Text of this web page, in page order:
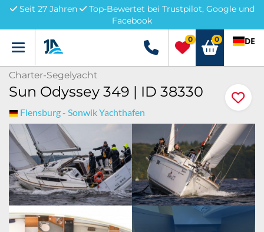
Seit 27 Jahren
Top-Bewertet bei Trustpilot, Google und
Facebook
Menü +49 5741 3222690
0 0 DE
Charter-Segelyacht
Sun Odyssey 349 | ID 38330
Flensburg - Sonwik Yachthafen